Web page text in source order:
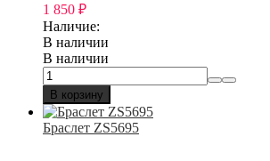
1 850 ₽
Наличие:
В наличии
В наличии
В корзину
Браслет ZS5695